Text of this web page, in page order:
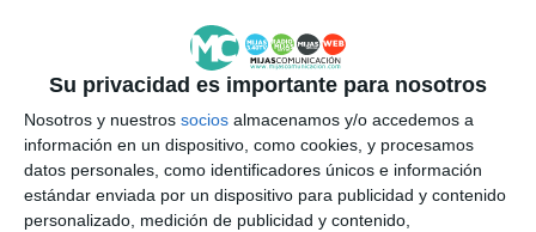
Su privacidad es importante para nosotros
Nosotros y nuestros socios almacenamos y/o accedemos a
información en un dispositivo, como cookies, y procesamos
datos personales, como identificadores únicos e información
estándar enviada por un dispositivo para publicidad y contenido
personalizado, medición de publicidad y contenido,